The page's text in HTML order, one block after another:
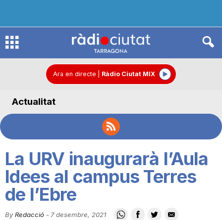
R
d
o
C
Ara en directe Ràdio Ciutat MIX
Actualitat
La URV inaugurarà l’Aula
Idees al campus Terres
de l’Ebre
By Redacció - 7 desembre, 2021